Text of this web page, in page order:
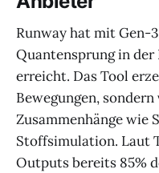
Runway hat mit Gen-
Quantensprung in
erreicht. Das Tool
Bewegungen,
Zusammenhänge wie
Stoffsimulation. Laut
Outputs bereits 85%